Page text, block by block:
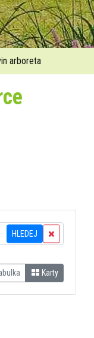
arboreta
HLEDEJ
Karty